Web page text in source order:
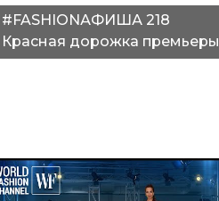
#FASHIONАФИША 218
Красная дорожка премьеры
«Петровы в гриппе», новая